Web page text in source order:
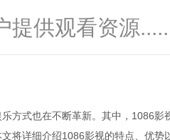
提供观看资源
方式也在不断革新。其中，1086
将详细介绍1086影视的特点、优势